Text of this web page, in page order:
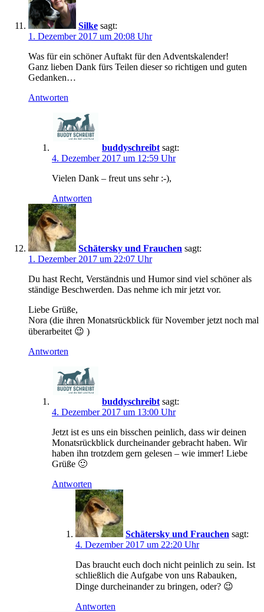
Silke sagt:
1. Dezember 2017 um 20:08 Uhr
Was für ein schöner Auftakt für den Adventskalender!
Ganz lieben Dank fürs Teilen dieser so richtigen und guten
Gedanken…
Antworten
buddyschreibt sagt:
4. Dezember 2017 um 12:59 Uhr
Vielen Dank – freut uns sehr :-),
Antworten
Schätersky und Frauchen sagt:
1. Dezember 2017 um 22:07 Uhr
Du hast Recht, Verständnis und Humor sind viel schöner als
ständige Beschwerden. Das nehme ich mir jetzt vor.
Liebe Grüße,
Nora (die ihren Monatsrückblick für November jetzt noch mal
überarbeitet 😉 )
Antworten
buddyschreibt sagt:
4. Dezember 2017 um 13:00 Uhr
Jetzt ist es uns ein bisschen peinlich, dass wir deinen
Monatsrückblick durcheinander gebracht haben. Wir
haben ihn trotzdem gern gelesen – wie immer! Liebe
Grüße 🙂
Antworten
Schätersky und Frauchen sagt:
4. Dezember 2017 um 22:20 Uhr
Das braucht euch doch nicht peinlich zu sein. Ist
schließlich die Aufgabe von uns Rabauken,
Dinge durcheinander zu bringen, oder? 😉
Antworten